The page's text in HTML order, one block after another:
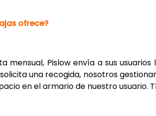
ofrece?
mensual, Pislow envía a sus
una recogida, nosotros
en el armario de nuestro usuario.